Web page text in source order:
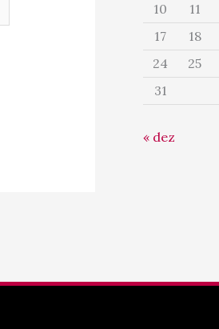
10
11
17
18
24
25
31
« dez